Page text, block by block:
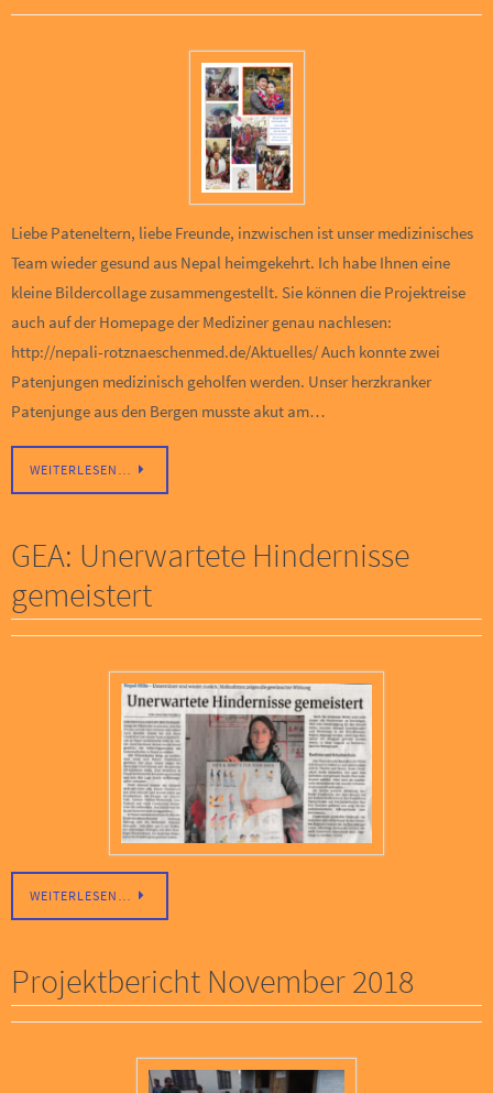
Liebe Pateneltern, liebe Freunde, inzwischen ist unser medizinisches
Team wieder gesund aus Nepal heimgekehrt. Ich habe Ihnen eine
kleine Bildercollage zusammengestellt. Sie können die Projektreise
auch auf der Homepage der Mediziner genau nachlesen:
http://nepali-rotznaeschenmed.de/Aktuelles/ Auch konnte zwei
Patenjungen medizinisch geholfen werden. Unser herzkranker
Patenjunge aus den Bergen musste akut am…
WEITERLESEN…
GEA: Unerwartete Hindernisse
gemeistert
WEITERLESEN…
Projektbericht November 2018